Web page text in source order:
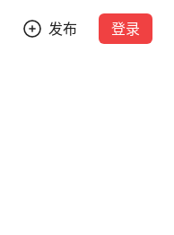
发布 登录